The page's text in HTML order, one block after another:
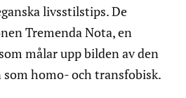
livsstilstips. De
Tremenda Nota, en
målar upp bilden av den
som homo- och transfobisk.